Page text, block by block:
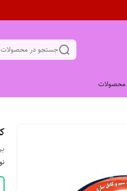
جستجو در محصولات